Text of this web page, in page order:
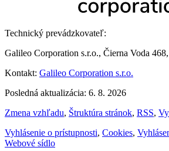
Technický prevádzkovateľ:
Galileo Corporation s.r.o., Čierna Voda
Kontakt: Galileo Corporation s.r.o.
Posledná aktualizácia: 6. 8. 2026
Zmena vzhľadu, Štruktúra stránok, RSS,
Vyhlásenie o prístupnosti, Cookies,
Webové sídlo